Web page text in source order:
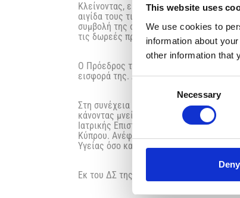
This website uses
We use cookies to
information about
other information that
Consent
Necessary
Deny
Κλείνοντας, ευχαρίστησε το Υπουργείο
αιγίδα τους τις συναυλίες μας, καθώς
συμβολή της στην επιλογή της
τις δωρεές προς το κράτος.
Ο Πρόεδρος του ΔΣ του ΟΚΥπΥ κύριος
εισφορά της. Αναφέρθηκε δε στα έργα
Στη συνέχεια ο Υπουργός Υγείας
κάνοντας μνεία στην ενεργή και
Ιατρικής Επιστήμης, και
Κύπρου. Ανέφερε, κλείνοντας, ότι η
Υγείας όσο και ο ΟΚΥπΥ θα
Εκ του ΔΣ της ΠΕΚ